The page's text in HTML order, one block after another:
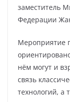
заместитель
Федерации
Мероприятие
нём могут и
связь
технологий, а